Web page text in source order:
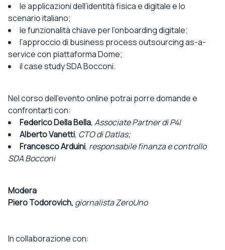
le applicazioni dell’identità fisica e digitale e lo
scenario italiano;
le funzionalità chiave per l’onboarding digitale;
l’approccio di business process outsourcing as-a-
service con piattaforma Dome;
il case study SDA Bocconi.
Nel corso dell’evento online potrai porre domande e
confrontarti con:
Federico Della Bella, Associate Partner di P4I
Alberto Vanetti, CTO di Datlas;
Francesco Arduini, responsabile finanza e controllo
SDA Bocconi
Modera
Piero Todorovich, giornalista ZeroUno
In collaborazione con: